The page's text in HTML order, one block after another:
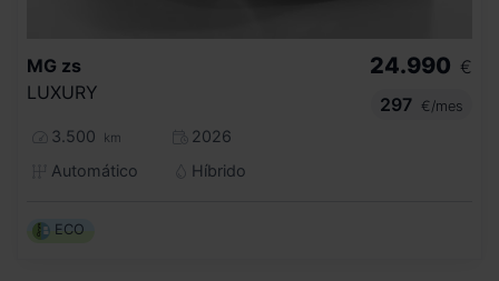
MG zs
LUXURY
3.500 km
2026
Automático
Híbrido
24.990 €
297
€/mes
ECO